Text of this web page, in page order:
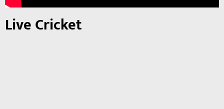
Live Cricket